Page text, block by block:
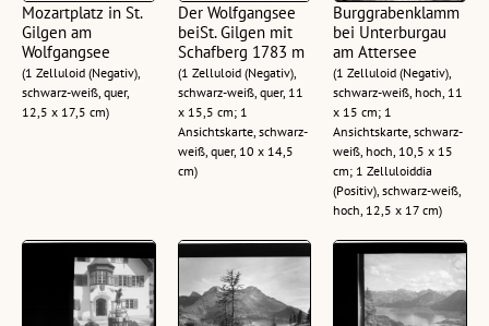
Mozartplatz in St.
Gilgen am
Wolfgangsee
(1 Zelluloid (Negativ),
schwarz-weiß, quer,
12,5 x 17,5 cm)
Der Wolfgangsee
beiSt. Gilgen mit
Schafberg 1783 m
(1 Zelluloid (Negativ),
schwarz-weiß, quer, 11
x 15,5 cm; 1
Ansichtskarte, schwarz-
weiß, quer, 10 x 14,5
cm)
Burggrabenklamm
bei Unterburgau
am Attersee
(1 Zelluloid (Negativ),
schwarz-weiß, hoch, 11
x 15 cm; 1
Ansichtskarte, schwarz-
weiß, hoch, 10,5 x 15
cm; 1 Zelluloiddia
(Positiv), schwarz-weiß,
hoch, 12,5 x 17 cm)